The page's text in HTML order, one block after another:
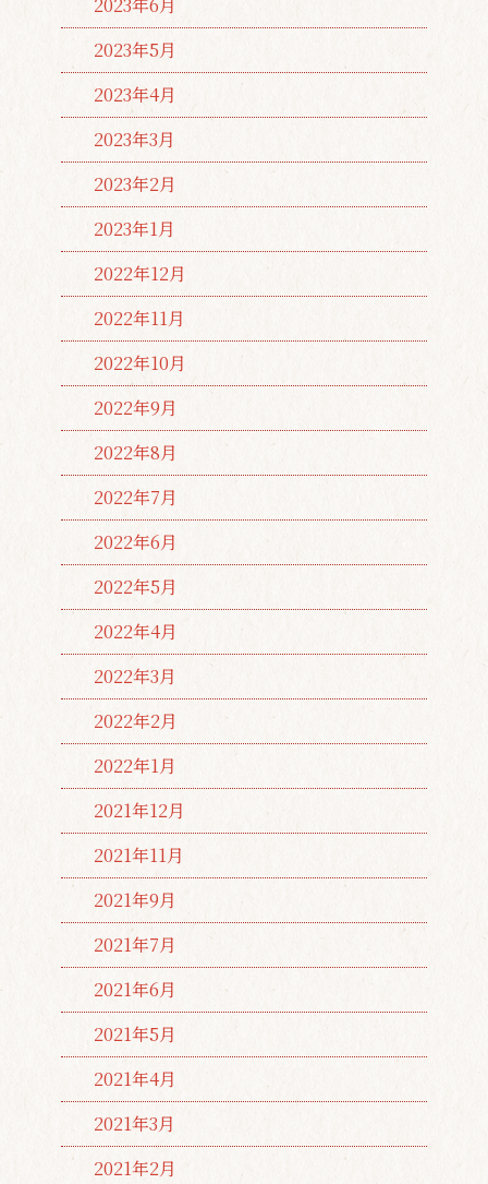
2023年5月
2023年4月
2023年3月
2023年2月
2023年1月
2022年12月
2022年11月
2022年10月
2022年9月
2022年8月
2022年7月
2022年6月
2022年5月
2022年4月
2022年3月
2022年2月
2022年1月
2021年12月
2021年11月
2021年9月
2021年7月
2021年6月
2021年5月
2021年4月
2021年3月
2021年2月